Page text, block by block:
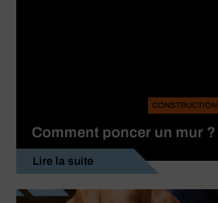
CONSTRUCTION
Comment poncer un mur ?
Lire la suite